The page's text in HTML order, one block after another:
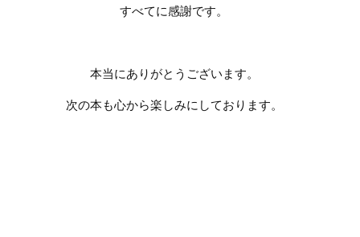
すべてに感謝です。
本当にありがとうございます。
次の本も心から楽しみにしております。